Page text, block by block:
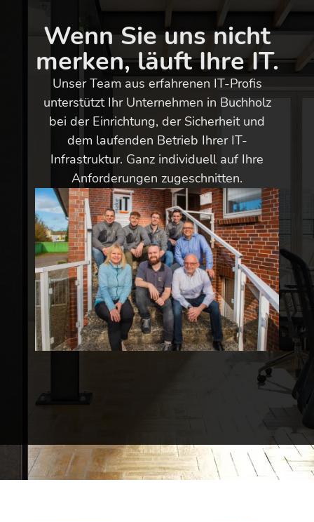
Wenn Sie uns nicht
merken, läuft Ihre IT.
Unser Team aus erfahrenen IT-Profis
unterstützt Ihr Unternehmen in Buchholz
bei der Einrichtung, der Sicherheit und
dem laufenden Betrieb Ihrer IT-
Infrastruktur. Ganz individuell auf Ihre
Anforderungen zugeschnitten.